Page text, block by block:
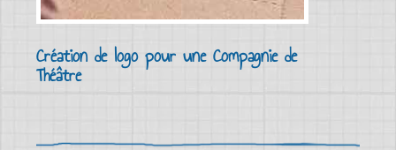
Création de logo pour une Compagnie de
Théâtre